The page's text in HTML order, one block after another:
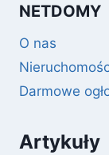
NETDOMY
O nas
Darmowe
Artykuły